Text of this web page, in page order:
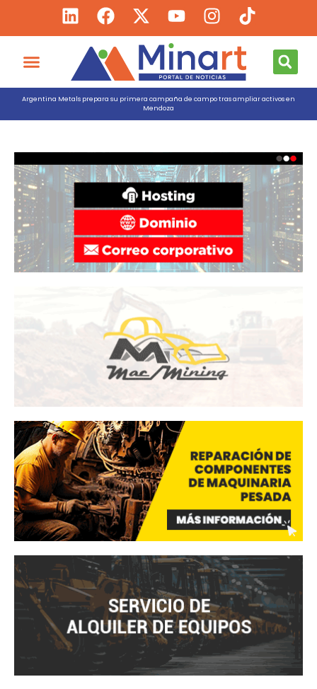
Argentina Metals prepara su primera campaña de campo tras ampliar activos en
Mendoza